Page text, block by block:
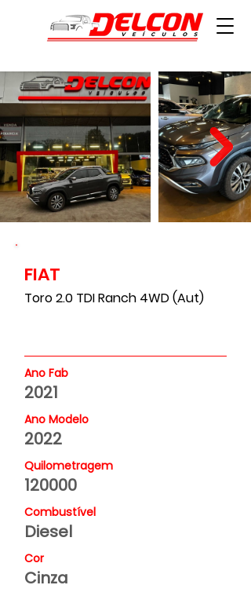
FIAT
120000
Toro 2.0 TDI Ranch 4WD (Aut)
Ano Fab
2021
Ano Modelo
2022
Quilometragem
120000
Combustível
Diesel
Cor
Cinza